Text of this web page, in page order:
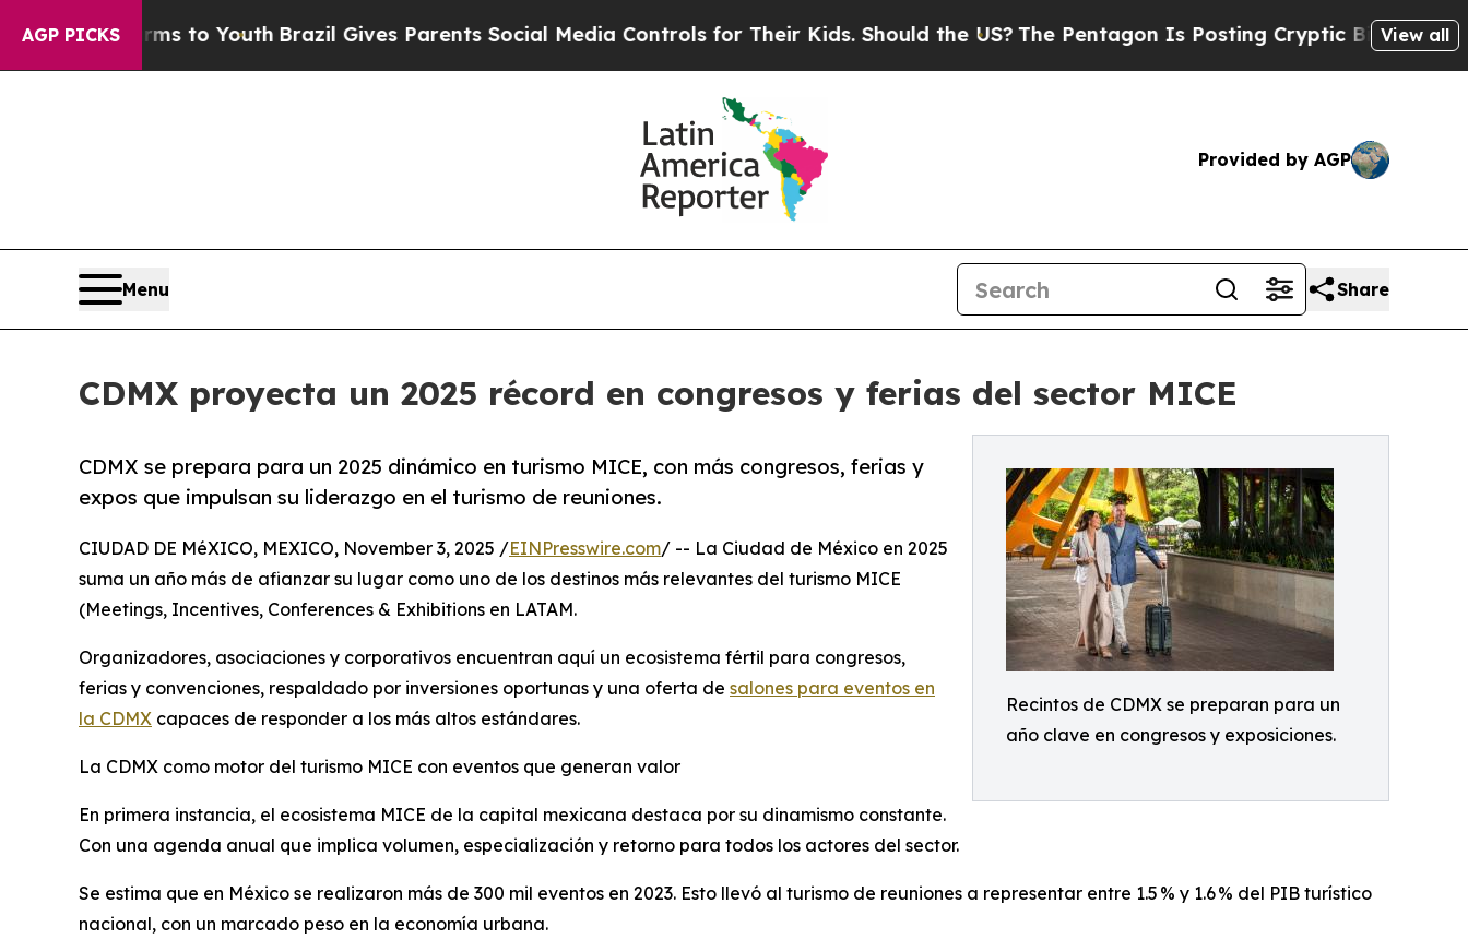
AGP PICKS
Harms to YouthBrazil Gives Parents Social Media Controls for Their Kids. Should the US?The Pentagon Is Posting Cryptic Biblical Messages
View all
Provided by AGP
Menu Share
CDMX proyecta un 2025 récord en congresos y ferias del sector MICE
Recintos de CDMX se preparan para un
año clave en congresos y exposiciones.
CDMX se prepara para un 2025 dinámico en turismo MICE, con más congresos, ferias y
expos que impulsan su liderazgo en el turismo de reuniones.
CIUDAD DE MéXICO, MEXICO, November 3, 2025 /EINPresswire.com/ -- La Ciudad de México en 2025
suma un año más de afianzar su lugar como uno de los destinos más relevantes del turismo MICE
(Meetings, Incentives, Conferences & Exhibitions en LATAM.
Organizadores, asociaciones y corporativos encuentran aquí un ecosistema fértil para congresos,
ferias y convenciones, respaldado por inversiones oportunas y una oferta de salones para eventos en
la CDMX capaces de responder a los más altos estándares.
La CDMX como motor del turismo MICE con eventos que generan valor
En primera instancia, el ecosistema MICE de la capital mexicana destaca por su dinamismo constante.
Con una agenda anual que implica volumen, especialización y retorno para todos los actores del sector.
Se estima que en México se realizaron más de 300 mil eventos en 2023. Esto llevó al turismo de reuniones a representar entre 1.5 % y 1.6 % del PIB turístico
nacional, con un marcado peso en la economía urbana.